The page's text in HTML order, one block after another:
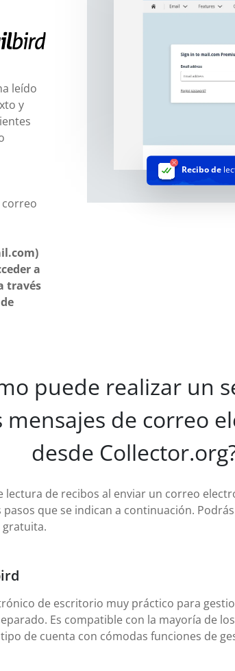
leído
y
a
través
Recibo de
puede realizar un
de correo
desde
lectura de recibos al enviar un correo
que se indican a continuación.
de escritorio muy práctico para
Es compatible con la mayoría de
de cuenta con cómodas funciones de